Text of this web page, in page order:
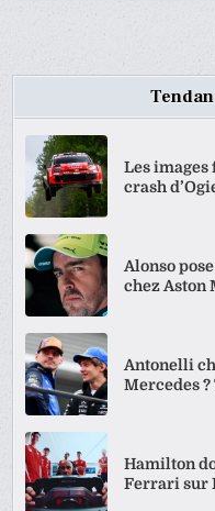
Les images
crash
Alonso
chez Aston
Antonelli
Mercedes ?
Hamilton
Ferrari sur